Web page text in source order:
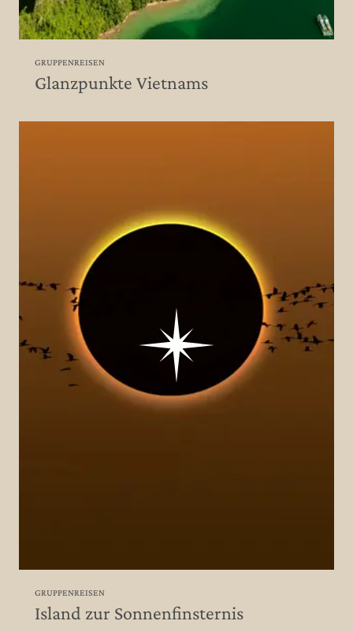
GRUPPENREISEN
Glanzpunkte Vietnams
GRUPPENREISEN
Island zur Sonnenfinsternis